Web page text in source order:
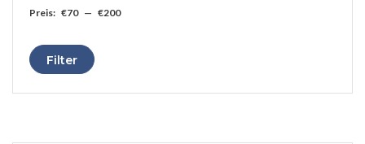
Filter
Preis: €70 — €200